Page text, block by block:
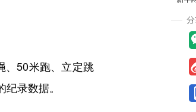
50米跑、立定跳
录数据。